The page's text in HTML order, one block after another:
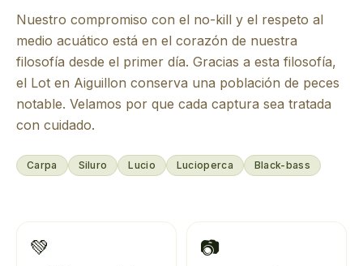
Nuestro compromiso con el no-kill y el respeto al
medio acuático está en el corazón de nuestra
filosofía desde el primer día. Gracias a esta filosofía,
el Lot en Aiguillon conserva una población de peces
notable. Velamos por que cada captura sea tratada
con cuidado.
Carpa Siluro Lucio Lucioperca Black-bass
💚 📷